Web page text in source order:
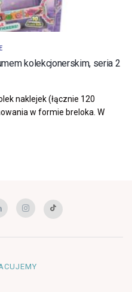
kolekcjonerskim, seria 2
naklejek (łącznie 120
w formie breloka. W